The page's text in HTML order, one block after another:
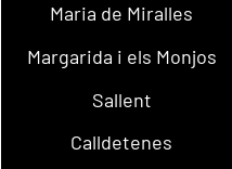
Maria de Miralles
Margarida i els Monjos
Sallent
Calldetenes